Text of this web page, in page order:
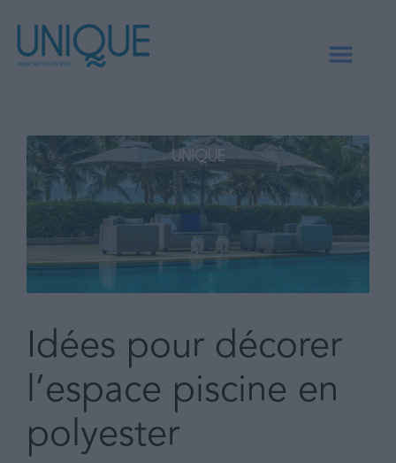
Idées pour décorer
l’espace piscine en
polyester